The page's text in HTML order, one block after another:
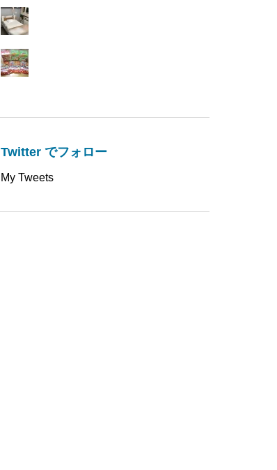
Twitter でフォロー
My Tweets